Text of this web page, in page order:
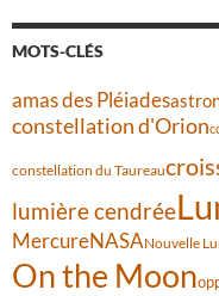
MOTS-CLÉS
amas des Pléiades
constellation d'Orion
constellation du Taureau
lumière cendrée
MercureNASANouvelle
On the Moon